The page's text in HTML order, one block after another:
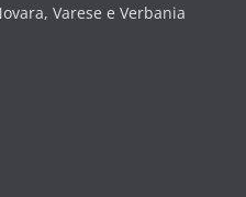
Varese e Verbania